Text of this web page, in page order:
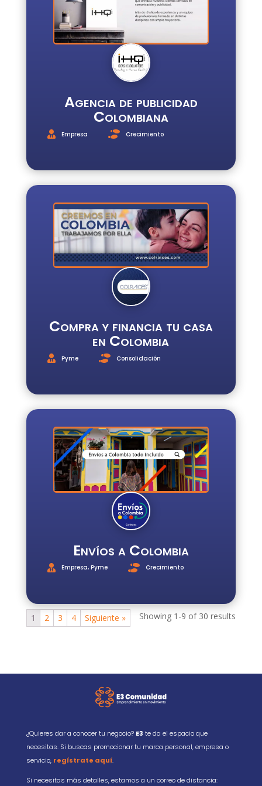
Agencia de publicidad
Colombiana
Empresa Crecimiento
Compra y financia tu casa
en Colombia
Pyme Consolidación
Envíos a Colombia
Empresa, Pyme Crecimiento
Showing 1-9 of 30 results
1 2 3 4 Siguiente »
¿Quieres dar a conocer tu negocio? E3 te da el espacio que
necesitas. Si buscas promocionar tu marca personal, empresa o
servicio, regístrate aquí.
Si necesitas más detalles, estamos a un correo de distancia: